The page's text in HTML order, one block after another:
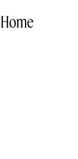
Home